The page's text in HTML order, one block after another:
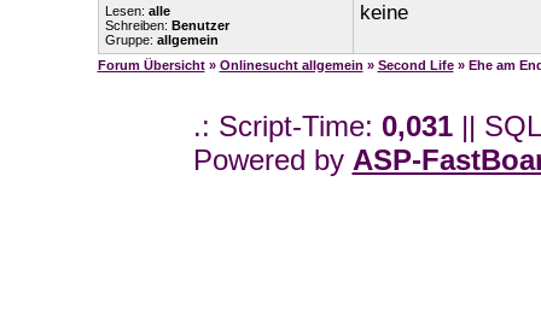
Lesen: alle
Schreiben: Benutzer
Gruppe: allgemein
keine
Forum Übersicht » Onlinesucht allgemein » Second Life » Ehe am
.: Script-Time: 0,031||
Powered by ASP-